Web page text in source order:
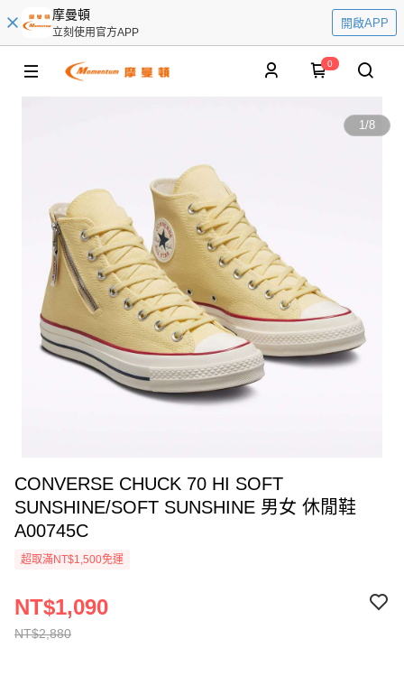
摩曼頓
立刻使用官方APP
開啟APP
0
1/8
CONVERSE CHUCK 70 HI SOFT
SUNSHINE/SOFT SUNSHINE 男女 休閒鞋
A00745C
超取滿NT$1,500免運
NT$2,880
NT$1,090